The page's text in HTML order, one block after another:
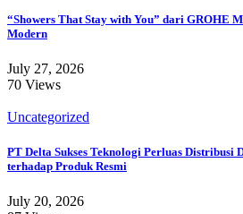
“Showers That Stay with You” dari GROHE
Modern
July 27, 2026
70 Views
Uncategorized
PT Delta Sukses Teknologi Perluas Distribusi
terhadap Produk Resmi
July 20, 2026